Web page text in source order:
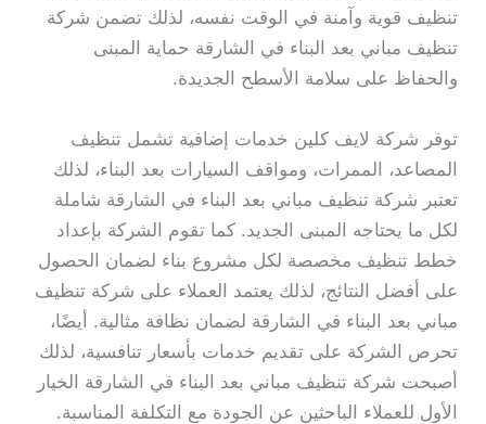
تنظيف قوية وآمنة في الوقت نفسه، لذلك تضمن شركة
تنظيف مباني بعد البناء في الشارقة حماية المبنى
والحفاظ على سلامة الأسطح الجديدة.
توفر شركة لايف كلين خدمات إضافية تشمل تنظيف
المصاعد، الممرات، ومواقف السيارات بعد البناء، لذلك
تعتبر شركة تنظيف مباني بعد البناء في الشارقة شاملة
لكل ما يحتاجه المبنى الجديد. كما تقوم الشركة بإعداد
خطط تنظيف مخصصة لكل مشروع بناء لضمان الحصول
على أفضل النتائج، لذلك يعتمد العملاء على شركة تنظيف
مباني بعد البناء في الشارقة لضمان نظافة مثالية. أيضًا،
تحرص الشركة على تقديم خدمات بأسعار تنافسية، لذلك
أصبحت شركة تنظيف مباني بعد البناء في الشارقة الخيار
الأول للعملاء الباحثين عن الجودة مع التكلفة المناسبة.